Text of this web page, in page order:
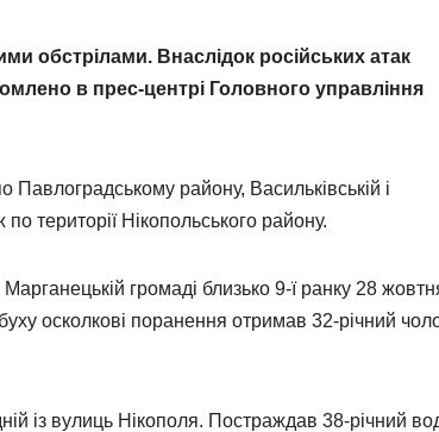
обстрілами. Внаслідок російських атак
в прес-центрі Головного управління
району, Васильківській і
території Нікопольського району.
громаді близько 9-ї ранку 28
осколкові поранення отримав 32-річний
із вулиць Нікополя. Постраждав 38-річний